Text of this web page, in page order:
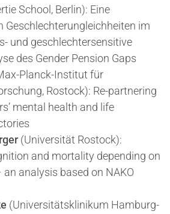
School, Berlin): Eine
Geschlechterungleichheiten im
und geschlechtersensitive
des Gender Pension Gaps
Planck-Institut für
Rostock): Re-partnering
mental health and life
(Universität Rostock):
and mortality depending on
analysis based on NAKO
(Universitätsklinikum Hamburg-